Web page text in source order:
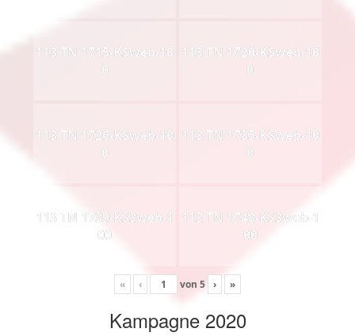
113 TN 1715-KSweb-10
0
113 TN 1720-KSweb-10
0
113 TN 1726-KSweb-10
0
113 TN 1735-KSweb-10
0
113 TN 1739-KS3web-1
00
113 TN 1748-KS3web-1
00
« ‹ von 5 › »
Kampagne 2020